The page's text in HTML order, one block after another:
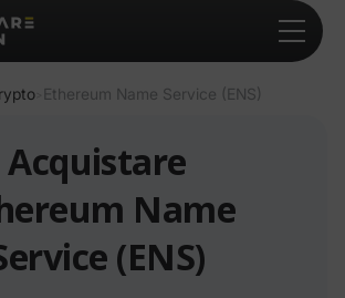
Ethereum Name Service (ENS)
Acquistare
Name
(ENS)